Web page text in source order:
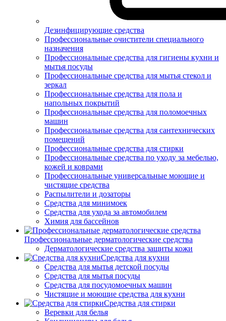
Дезинфицирующие средства
Профессиональные очистители специального
назначения
Профессиональные средства для гигиены кухни и
мытья посуды
Профессиональные средства для мытья стекол и
зеркал
Профессиональные средства для пола и
напольных покрытий
Профессиональные средства для поломоечных
машин
Профессиональные средства для сантехнических
помещений
Профессиональные средства для стирки
Профессиональные средства по уходу за мебелью,
кожей и коврами
Профессиональные универсальные моющие и
чистящие средства
Распылители и дозаторы
Средства для минимоек
Средства для ухода за автомобилем
Химия для бассейнов
Профессиональные дерматологические средства
Дерматологические средства защиты кожи
Средства для кухни
Средства для мытья детской посуды
Средства для мытья посуды
Средства для посудомоечных машин
Чистящие и моющие средства для кухни
Средства для стирки
Веревки для белья